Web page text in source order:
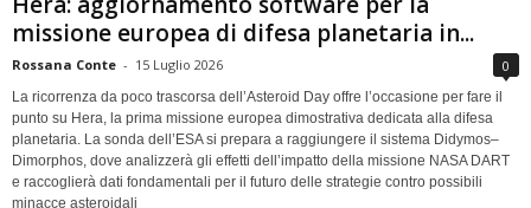
missione europea di difesa planetaria in...
Rossana Conte - 15 Luglio 2026 0
La ricorrenza da poco trascorsa dell’Asteroid Day offre l’occasione per fare il
punto su Hera, la prima missione europea dimostrativa dedicata alla difesa
planetaria. La sonda dell’ESA si prepara a raggiungere il sistema Didymos–
Dimorphos, dove analizzerà gli effetti dell’impatto della missione NASA DART
e raccoglierà dati fondamentali per il futuro delle strategie contro possibili
minacce asteroidali